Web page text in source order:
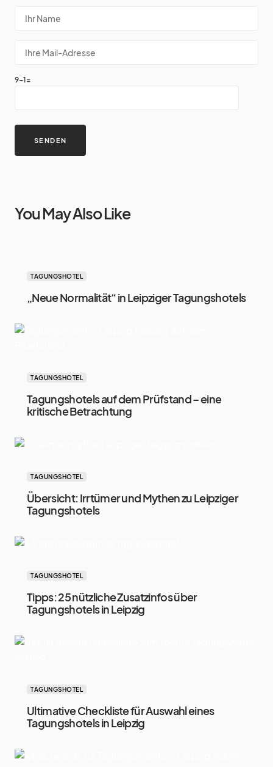
9-1=
You May Also Like
TAGUNGSHOTEL
„Neue Normalität“ in Leipziger Tagungshotels
TAGUNGSHOTEL
Tagungshotels auf dem Prüfstand – eine
kritische Betrachtung
TAGUNGSHOTEL
Übersicht: Irrtümer und Mythen zu Leipziger
Tagungshotels
TAGUNGSHOTEL
Tipps: 25 nützliche Zusatzinfos über
Tagungshotels in Leipzig
TAGUNGSHOTEL
Ultimative Checkliste für Auswahl eines
Tagungshotels in Leipzig